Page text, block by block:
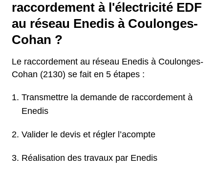
raccordement à l'électricité EDF
au réseau Enedis à Coulonges-
Cohan ?
Le raccordement au réseau Enedis à Coulonges-
Cohan (2130) se fait en 5 étapes :
Transmettre la demande de raccordement à
Enedis
Valider le devis et régler l’acompte
Réalisation des travaux par Enedis